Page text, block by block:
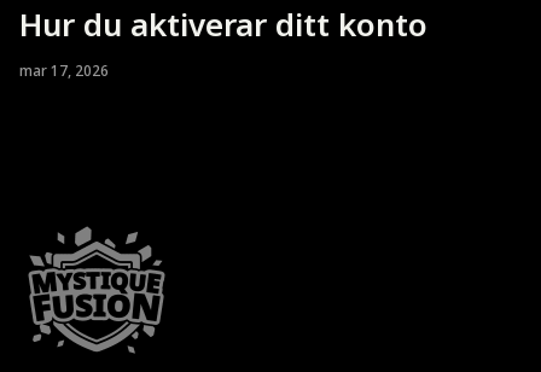
Hur du aktiverar ditt konto
mar 17, 2026